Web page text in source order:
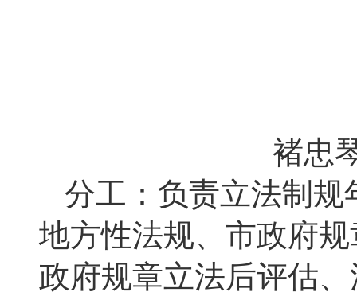
褚忠
分工：负责立法制
地方性法规、市政府
政府规章立法后评估